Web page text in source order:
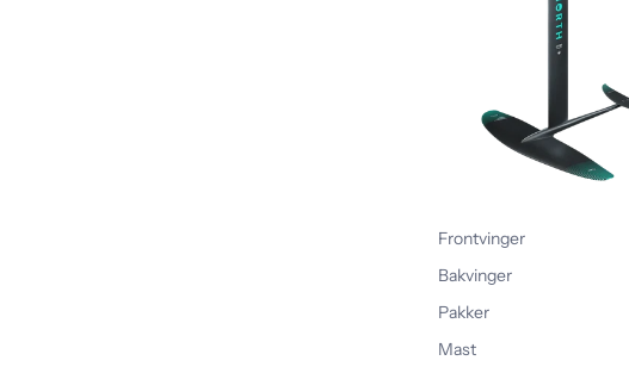
Frontvinger
Bakvinger
Pakker
Mast